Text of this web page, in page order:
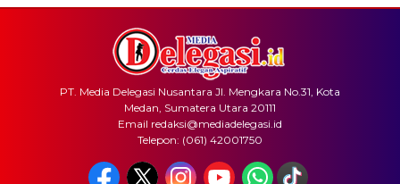
PT. Media Delegasi Nusantara Jl. Mengkara No.31, Kota
Medan, Sumatera Utara 20111
Email redaksi@mediadelegasi.id
Telepon: (061) 42001750